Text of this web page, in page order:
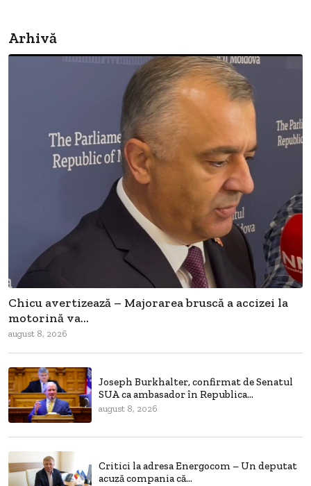
Arhivă
Chicu avertizează – Majorarea bruscă a accizei la
motorină va...
august 8, 2026
Joseph Burkhalter, confirmat de Senatul
SUA ca ambasador în Republica...
august 8, 2026
Critici la adresa Energocom – Un deputat
acuză compania că...